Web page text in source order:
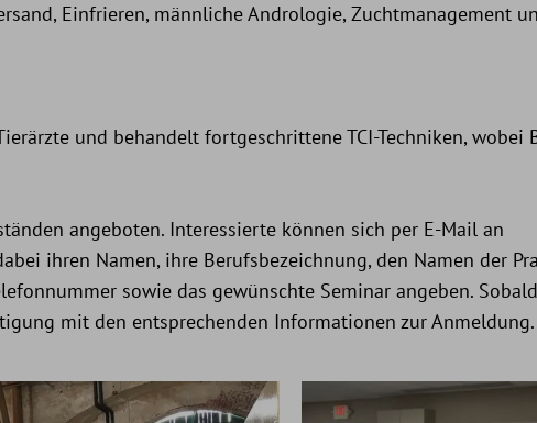
Einfrieren, männliche Andrologie, Zuchtmanagement
und behandelt fortgeschrittene TCI-Techniken, wobei
angeboten. Interessierte können sich per E-Mail an
ihren Namen, ihre Berufsbezeichnung, den Namen der
sowie das gewünschte Seminar angeben.
mit den entsprechenden Informationen zur Anmeldung.